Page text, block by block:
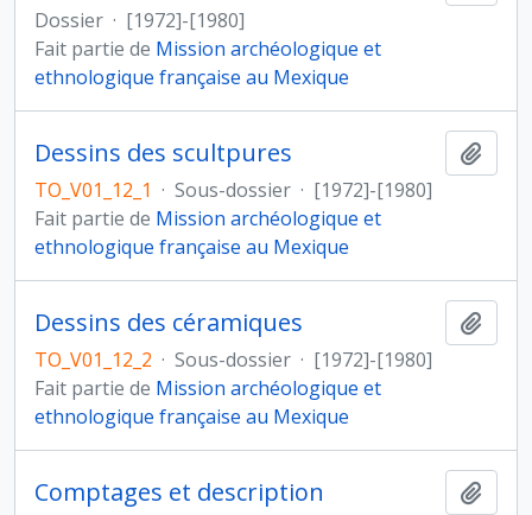
Dossier · [1972]-[1980]
Fait partie de Mission archéologique et
ethnologique française au Mexique
Dessins des scultpures
TO_V01_12_1 · Sous-dossier · [1972]-[1980]
Fait partie de Mission archéologique et
ethnologique française au Mexique
Dessins des céramiques
TO_V01_12_2 · Sous-dossier · [1972]-[1980]
Fait partie de Mission archéologique et
ethnologique française au Mexique
Comptages et description